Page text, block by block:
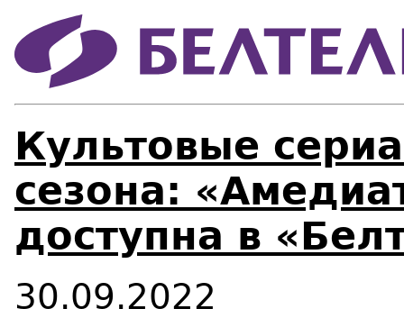
Культовые
сезона:
доступна в
30.09.2022